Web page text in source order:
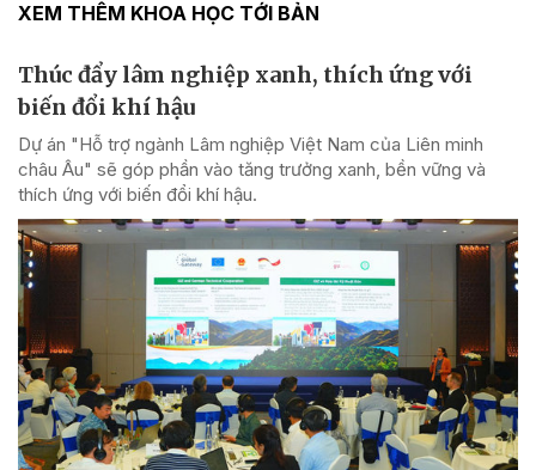
XEM THÊM KHOA HỌC TỚI BẢN
Thúc đẩy lâm nghiệp xanh, thích ứng với
biến đổi khí hậu
Dự án "Hỗ trợ ngành Lâm nghiệp Việt Nam của Liên minh
châu Âu" sẽ góp phần vào tăng trưởng xanh, bền vững và
thích ứng với biến đổi khí hậu.